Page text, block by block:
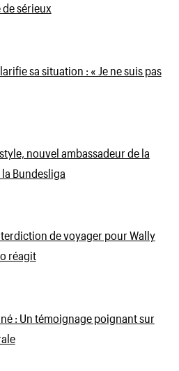
sérieux
sa situation : « Je ne suis pas
nouvel ambassadeur de la
la Bundesliga
de voyager pour Wally
réagit
: Un témoignage poignant sur